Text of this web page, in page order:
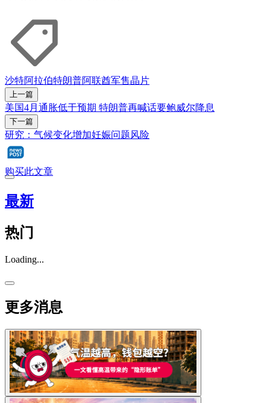
沙特阿拉伯特朗普阿联酋军售晶片
上一篇
美国4月通胀低于预期 特朗普再喊话要鲍威尔降息
下一篇
研究：气候变化增加妊娠问题风险
购买此文章
最新
热门
Loading...
更多消息